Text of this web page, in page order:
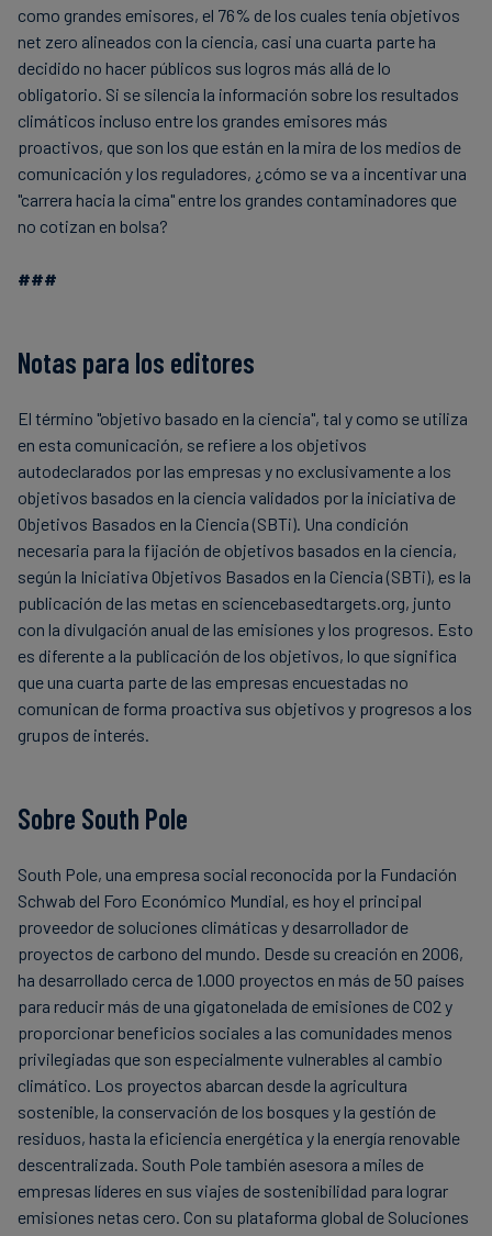
como grandes emisores, el 76% de los cuales tenía objetivos
net zero alineados con la ciencia, casi una cuarta parte ha
decidido no hacer públicos sus logros más allá de lo
obligatorio. Si se silencia la información sobre los resultados
climáticos incluso entre los grandes emisores más
proactivos, que son los que están en la mira de los medios de
comunicación y los reguladores, ¿cómo se va a incentivar una
"carrera hacia la cima" entre los grandes contaminadores que
no cotizan en bolsa?
###
Notas para los editores
El término "objetivo basado en la ciencia", tal y como se utiliza
en esta comunicación, se refiere a los objetivos
autodeclarados por las empresas y no exclusivamente a los
objetivos basados en la ciencia validados por la iniciativa de
Objetivos Basados en la Ciencia (SBTi). Una condición
necesaria para la fijación de objetivos basados en la ciencia,
según la Iniciativa Objetivos Basados en la Ciencia (SBTi), es la
publicación de las metas en sciencebasedtargets.org, junto
con la divulgación anual de las emisiones y los progresos. Esto
es diferente a la publicación de los objetivos, lo que significa
que una cuarta parte de las empresas encuestadas no
comunican de forma proactiva sus objetivos y progresos a los
grupos de interés.
Sobre South Pole
South Pole, una empresa social reconocida por la Fundación
Schwab del Foro Económico Mundial, es hoy el principal
proveedor de soluciones climáticas y desarrollador de
proyectos de carbono del mundo. Desde su creación en 2006,
ha desarrollado cerca de 1.000 proyectos en más de 50 países
para reducir más de una gigatonelada de emisiones de CO2 y
proporcionar beneficios sociales a las comunidades menos
privilegiadas que son especialmente vulnerables al cambio
climático. Los proyectos abarcan desde la agricultura
sostenible, la conservación de los bosques y la gestión de
residuos, hasta la eficiencia energética y la energía renovable
descentralizada. South Pole también asesora a miles de
empresas líderes en sus viajes de sostenibilidad para lograr
emisiones netas cero. Con su plataforma global de Soluciones